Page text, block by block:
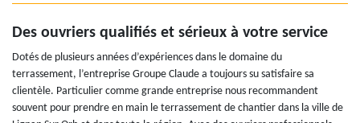
Des ouvriers qualifiés et sérieux à votre service
Dotés de plusieurs années d’expériences dans le domaine du
terrassement, l’entreprise Groupe Claude a toujours su satisfaire sa
clientèle. Particulier comme grande entreprise nous recommandent
souvent pour prendre en main le terrassement de chantier dans la ville de